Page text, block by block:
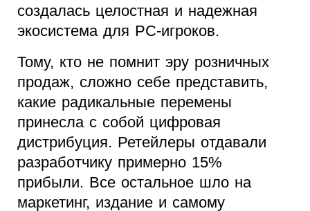
создалась целостная и надежная
экосистема для PC-игроков.
Тому, кто не помнит эру розничных
продаж, сложно себе представить,
какие радикальные перемены
принесла с собой цифровая
дистрибуция. Ретейлеры отдавали
разработчику примерно 15%
прибыли. Все остальное шло на
маркетинг, издание и самому